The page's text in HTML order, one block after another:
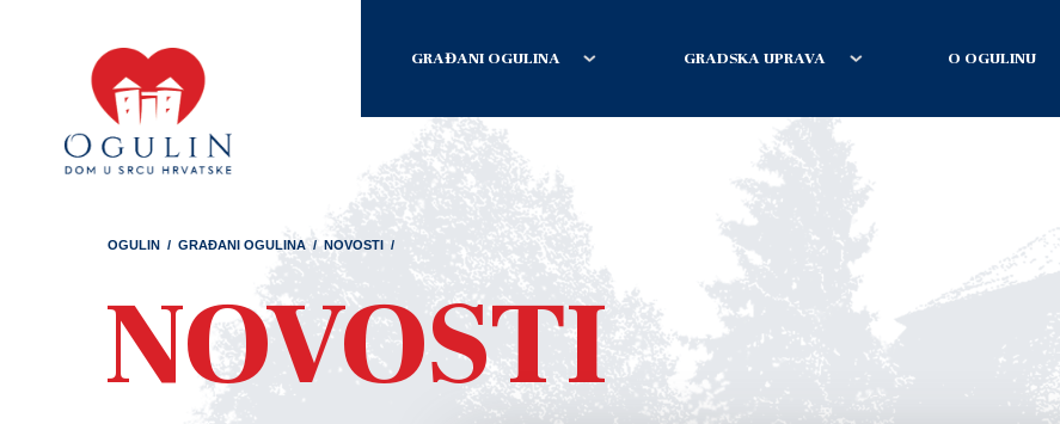
GRAĐANI OGULINA GRADSKA UPRAVA O OGULINU
OGULIN / GRAĐANI OGULINA / NOVOSTI /
NOVOSTI